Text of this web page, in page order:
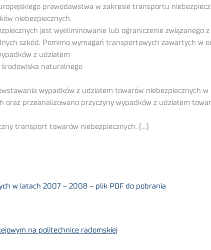
prawodawstwa w zakresie transportu
niebezpiecznych.
jest wyeliminowanie lub ograniczenie związanego
szkód. Pomimo wymagań transportowych zawartych w
z udziałem
naturalnego
wypadków z udziałem towarów niebezpiecznych
przeanalizowano przyczyny wypadków z udziałem
transport towarów niebezpiecznych. (…)
w latach 2007 – 2008 – plik PDF do pobrania
na politechnice radomskiej